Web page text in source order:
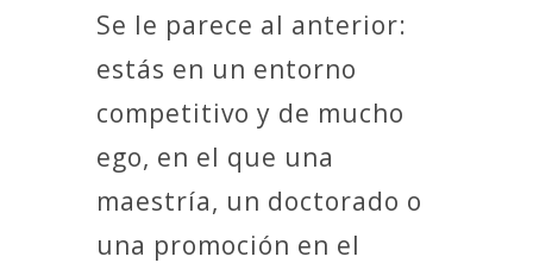
Se le parece al anterior:
estás en un entorno
competitivo y de mucho
ego, en el que una
maestría, un doctorado o
una promoción en el